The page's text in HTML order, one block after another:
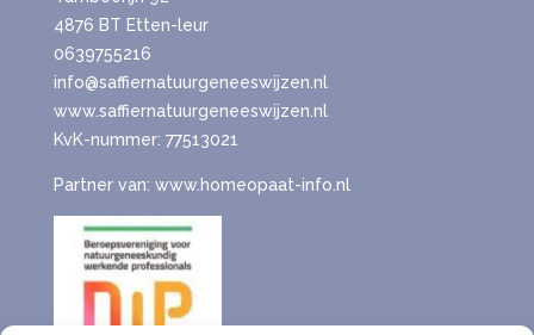
4876 BT Etten-leur
0639755216
info@saffiernatuurgeneeswijzen.nl
www.saffiernatuurgeneeswijzen.nl
KvK-nummer: 77513021
Partner van: www.homeopaat-info.nl